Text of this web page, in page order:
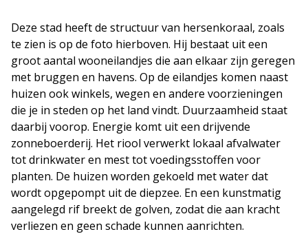
Deze stad heeft de structuur van hersenkoraal, zoals
te zien is op de foto hierboven. Hij bestaat uit een
groot aantal wooneilandjes die aan elkaar zijn geregen
met bruggen en havens. Op de eilandjes komen naast
huizen ook winkels, wegen en andere voorzieningen
die je in steden op het land vindt. Duurzaamheid staat
daarbij voorop. Energie komt uit een drijvende
zonneboerderij. Het riool verwerkt lokaal afvalwater
tot drinkwater en mest tot voedingsstoffen voor
planten. De huizen worden gekoeld met water dat
wordt opgepompt uit de diepzee. En een kunstmatig
aangelegd rif breekt de golven, zodat die aan kracht
verliezen en geen schade kunnen aanrichten.